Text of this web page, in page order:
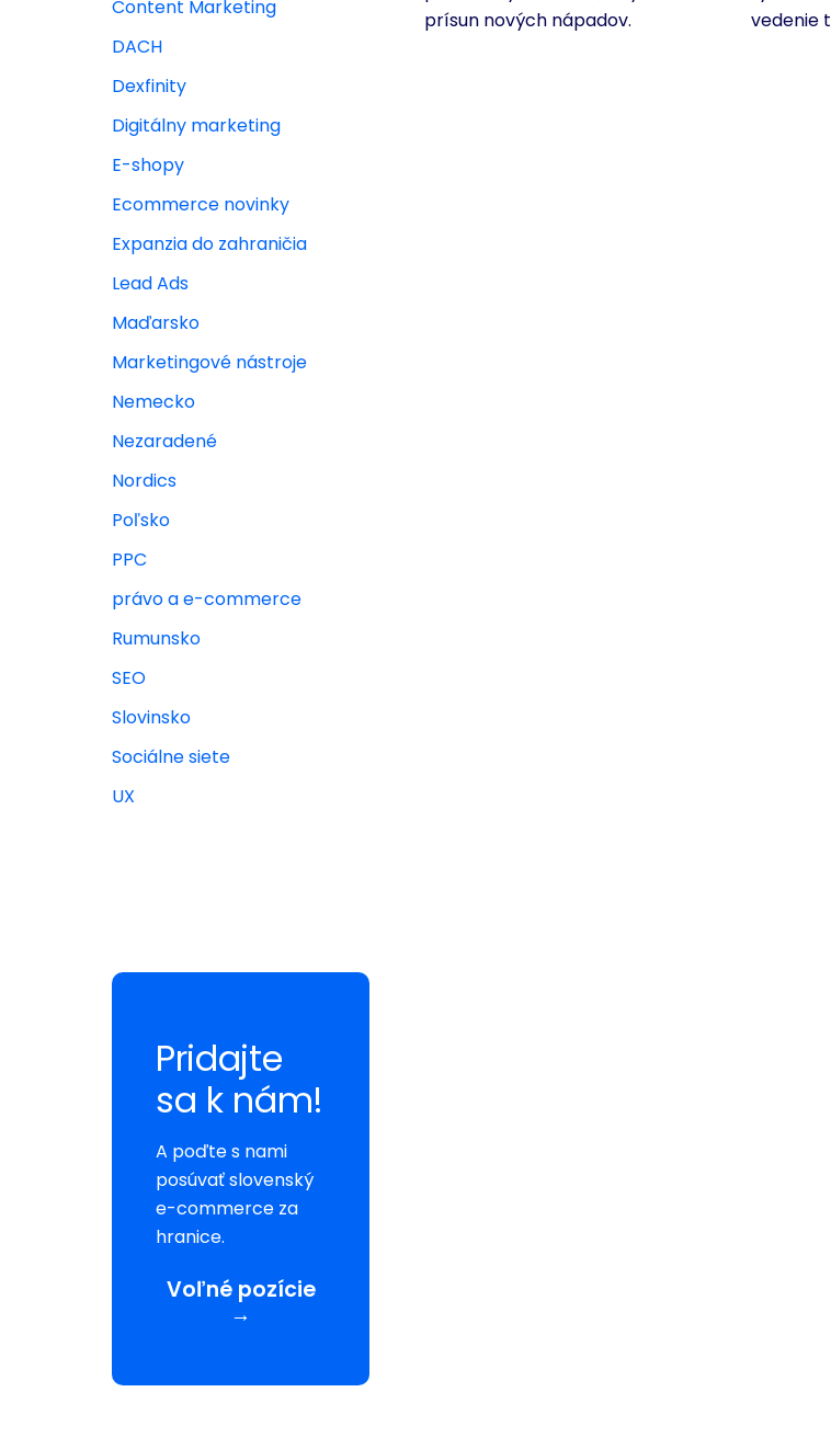
Content Marketing
DACH
Dexfinity
Digitálny marketing
E-shopy
Ecommerce novinky
Expanzia do zahraničia
Lead Ads
Maďarsko
Marketingové nástroje
Nemecko
Nezaradené
Nordics
Poľsko
PPC
právo a e-commerce
Rumunsko
SEO
Slovinsko
Sociálne siete
UX
Pridajte
sa k nám!
A poďte s nami
posúvať slovenský
e-commerce za
hranice.
Voľné pozície
→
prísun nových nápadov.
vedenie